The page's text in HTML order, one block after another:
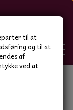
til at
og til at
af
ved at